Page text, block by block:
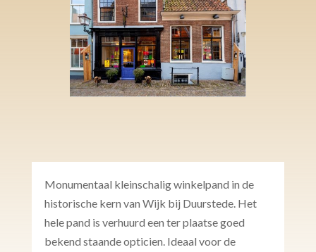
Monumentaal kleinschalig winkelpand in de
historische kern van Wijk bij Duurstede. Het
hele pand is verhuurd een ter plaatse goed
bekend staande opticien. Ideaal voor de